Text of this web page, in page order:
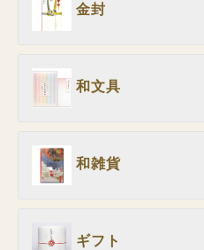
金封
和文具
和雑貨
ギフト